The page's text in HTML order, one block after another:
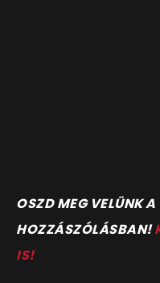
OSZD MEG VELÜNK A
HOZZÁSZÓLÁSBAN!
IS!